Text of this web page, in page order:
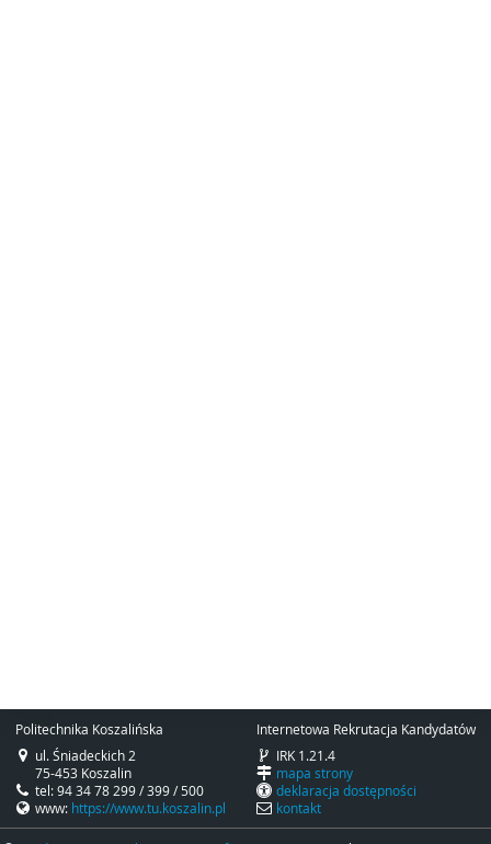
Politechnika Koszalińska
ul. Śniadeckich 2
75-453 Koszalin
tel: 94 34 78 299 / 399 / 500
www: https://www.tu.koszalin.pl
Internetowa Rekrutacja Kandydatów
IRK 1.21.4
mapa strony
deklaracja dostępności
kontakt